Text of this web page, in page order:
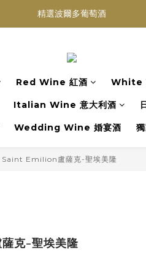
六支 或買滿 $1200 (不限支數) 皆可
精選波爾多葡萄酒
Red Wine 紅酒 White
Italian Wine 意大利酒
Wedding Wine 婚宴酒
Saint Emilion盧薩克-聖埃美隆
克-聖埃美隆